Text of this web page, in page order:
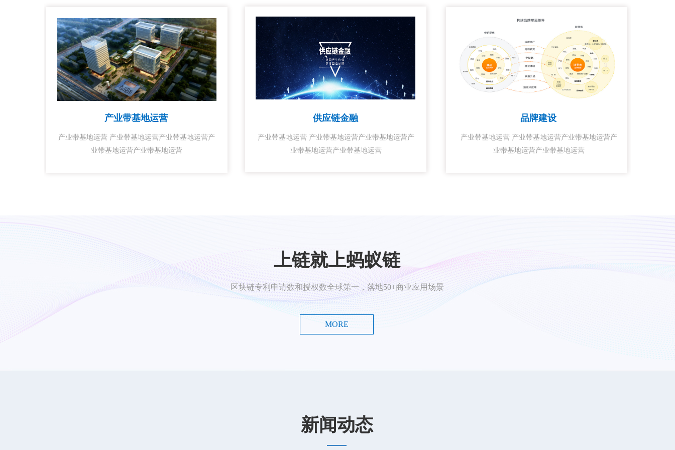
产业带基地运营
产业带基地运营 产业带基地运营产业带基地运营产
业带基地运营产业带基地运营
供应链金融
产业带基地运营 产业带基地运营产业带基地运营产
业带基地运营产业带基地运营
品牌建设
产业带基地运营 产业带基地运营产业带基地运营产
业带基地运营产业带基地运营
MORE
上链就上蚂蚁链
区块链专利申请数和授权数全球第一，落地50+商业应用场景
新闻动态